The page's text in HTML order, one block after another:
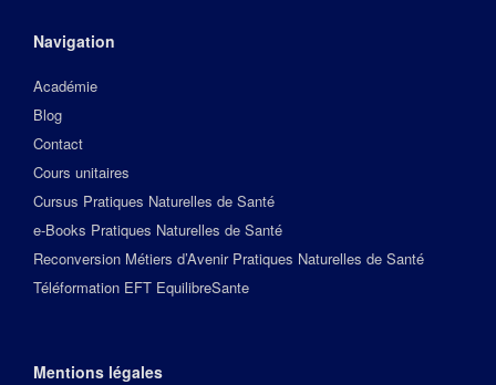
Navigation
Académie
Blog
Contact
Cours unitaires
Cursus Pratiques Naturelles de Santé
e-Books Pratiques Naturelles de Santé
Reconversion Métiers d’Avenir Pratiques Naturelles de Santé
Téléformation EFT EquilibreSante
Mentions légales